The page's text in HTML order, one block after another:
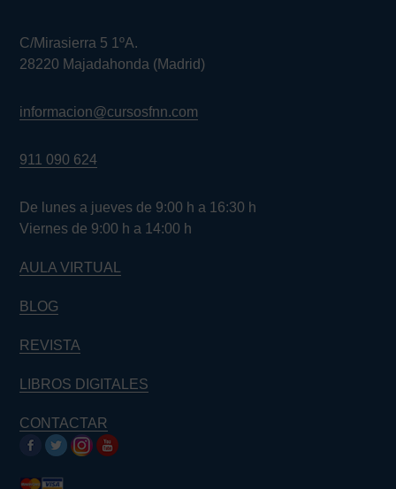
C/Mirasierra 5 1ºA.
28220 Majadahonda (Madrid)
informacion@cursosfnn.com
911 090 624
De lunes a jueves de 9:00 h a 16:30 h
Viernes de 9:00 h a 14:00 h
AULA VIRTUAL
BLOG
REVISTA
LIBROS DIGITALES
CONTACTAR